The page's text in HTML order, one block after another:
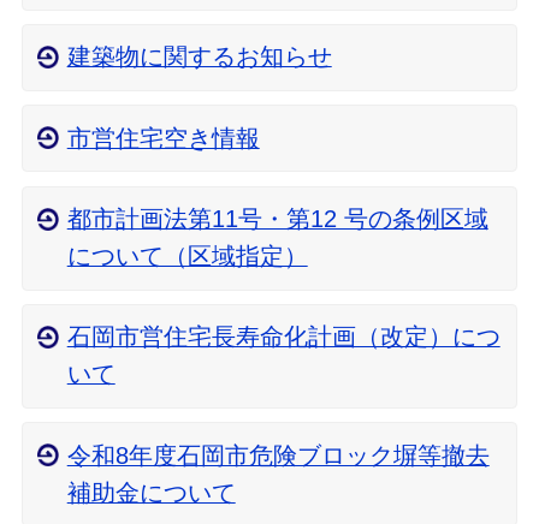
建築物に関するお知らせ
市営住宅空き情報
都市計画法第11号・第12 号の条例区域
について（区域指定）
石岡市営住宅長寿命化計画（改定）につ
いて
令和8年度石岡市危険ブロック塀等撤去
補助金について